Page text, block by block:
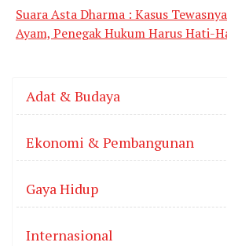
Suara Asta Dharma : Kasus
Ayam, Penegak Hukum Harus Hati-
Adat & Budaya
Ekonomi & Pembangunan
Gaya Hidup
Internasional